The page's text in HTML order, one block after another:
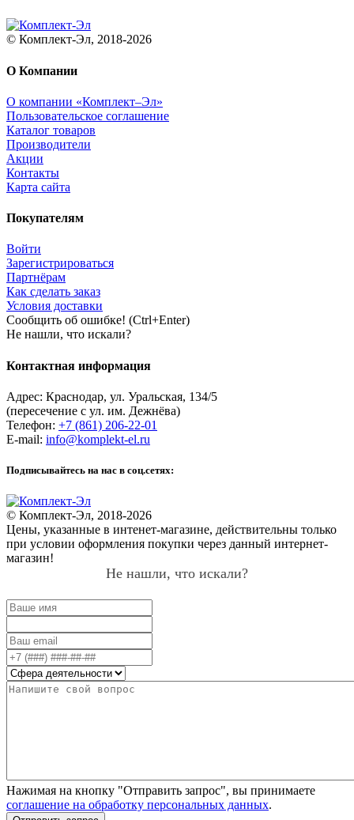
© Комплект-Эл, 2018-2026
О Компании
О компании «Комплект–Эл»
Пользовательское соглашение
Каталог товаров
Производители
Акции
Контакты
Карта сайта
Покупателям
Войти
Зарегистрироваться
Партнёрам
Как сделать заказ
Условия доставки
Сообщить об ошибке! (Ctrl+Enter)
Не нашли, что искали?
Контактная информация
Адрес: Краснодар, ул. Уральская, 134/5
(пересечение с ул. им. Дежнёва)
Телефон: +7 (861) 206-22-01
E-mail: info@komplekt-el.ru
Подписывайтесь на нас в соц.сетях:
© Комплект-Эл, 2018-2026
Цены, указанные в интенет-магазине, действительны только
при условии оформления покупки через данный интернет-
магазин!
Не нашли, что искали?
Нажимая на кнопку "Отправить запрос", вы принимаете
соглашение на обработку персональных данных.